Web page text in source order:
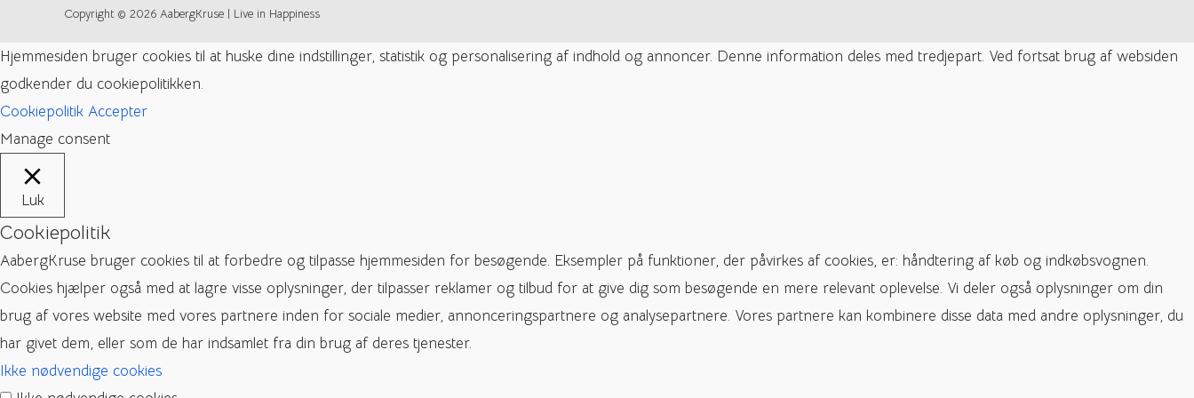
Copyright © 2026 AabergKruse | Live in Happiness
Hjemmesiden bruger cookies til at huske dine indstillinger, statistik og personalisering af indhold og annoncer. Denne information deles med tredjepart. Ved fortsat brug af websiden
godkender du cookiepolitikken.
Cookiepolitik Accepter
Manage consent
Luk
Cookiepolitik
AabergKruse bruger cookies til at forbedre og tilpasse hjemmesiden for besøgende. Eksempler på funktioner, der påvirkes af cookies, er: håndtering af køb og indkøbsvognen.
Cookies hjælper også med at lagre visse oplysninger, der tilpasser reklamer og tilbud for at give dig som besøgende en mere relevant oplevelse. Vi deler også oplysninger om din
brug af vores website med vores partnere inden for sociale medier, annonceringspartnere og analysepartnere. Vores partnere kan kombinere disse data med andre oplysninger, du
har givet dem, eller som de har indsamlet fra din brug af deres tjenester.
Ikke nødvendige cookies